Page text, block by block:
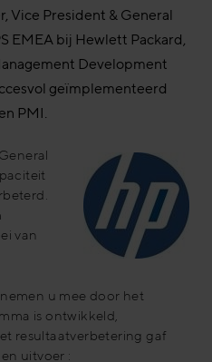
Vice President & General
EMEA bij Hewlett Packard,
Development
geïmplementeerd
PMI.
van
u mee door het
is ontwikkeld,
resultaatverbetering gaf
uitvoer :